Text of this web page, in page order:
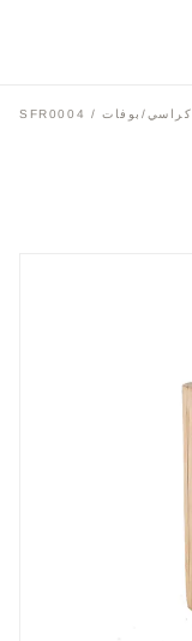
كراسي/بوفات/ SFR0004